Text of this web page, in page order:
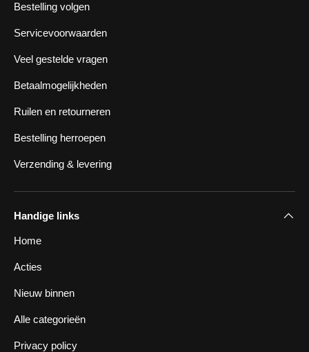
Bestelling volgen
Servicevoorwaarden
Veel gestelde vragen
Betaalmogelijkheden
Ruilen en retourneren
Bestelling herroepen
Verzending & levering
Handige links
Home
Acties
Nieuw binnen
Alle categorieën
Privacy policy